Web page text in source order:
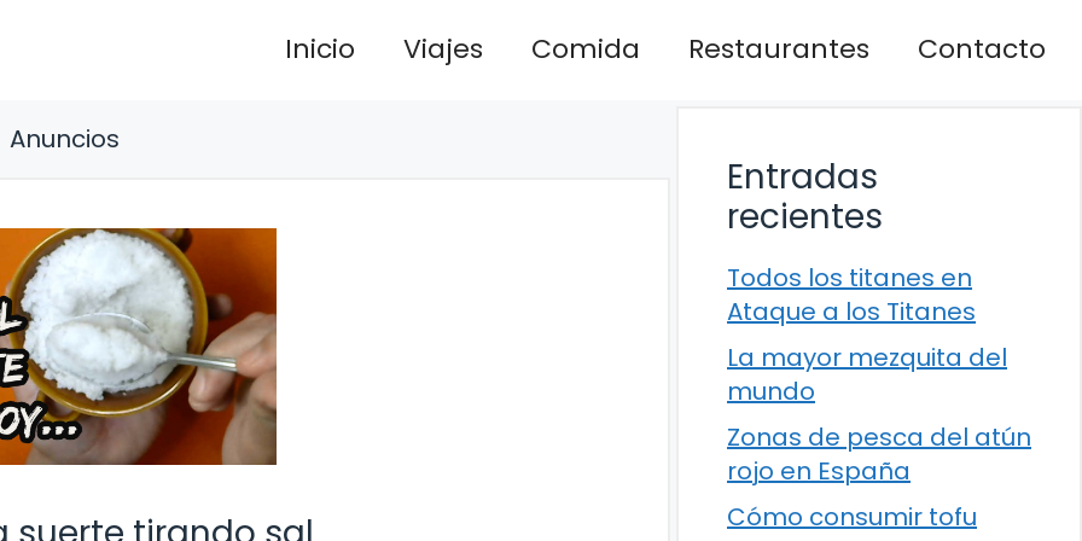
Inicio Viajes Comida Restaurantes Contacto
Anuncios
Entradas
recientes
Todos los titanes en
Ataque a los Titanes
La mayor mezquita del
mundo
Zonas de pesca del atún
rojo en España
Cómo consumir tofu